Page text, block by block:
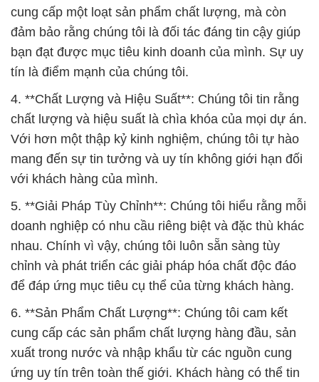
cung cấp một loạt sản phẩm chất lượng, mà còn
đảm bảo rằng chúng tôi là đối tác đáng tin cậy giúp
bạn đạt được mục tiêu kinh doanh của mình. Sự uy
tín là điểm mạnh của chúng tôi.
4. **Chất Lượng và Hiệu Suất**: Chúng tôi tin rằng
chất lượng và hiệu suất là chìa khóa của mọi dự án.
Với hơn một thập kỷ kinh nghiệm, chúng tôi tự hào
mang đến sự tin tưởng và uy tín không giới hạn đối
với khách hàng của mình.
5. **Giải Pháp Tùy Chỉnh**: Chúng tôi hiểu rằng mỗi
doanh nghiệp có nhu cầu riêng biệt và đặc thù khác
nhau. Chính vì vậy, chúng tôi luôn sẵn sàng tùy
chỉnh và phát triển các giải pháp hóa chất độc đáo
để đáp ứng mục tiêu cụ thể của từng khách hàng.
6. **Sản Phẩm Chất Lượng**: Chúng tôi cam kết
cung cấp các sản phẩm chất lượng hàng đầu, sản
xuất trong nước và nhập khẩu từ các nguồn cung
ứng uy tín trên toàn thế giới. Khách hàng có thể tin